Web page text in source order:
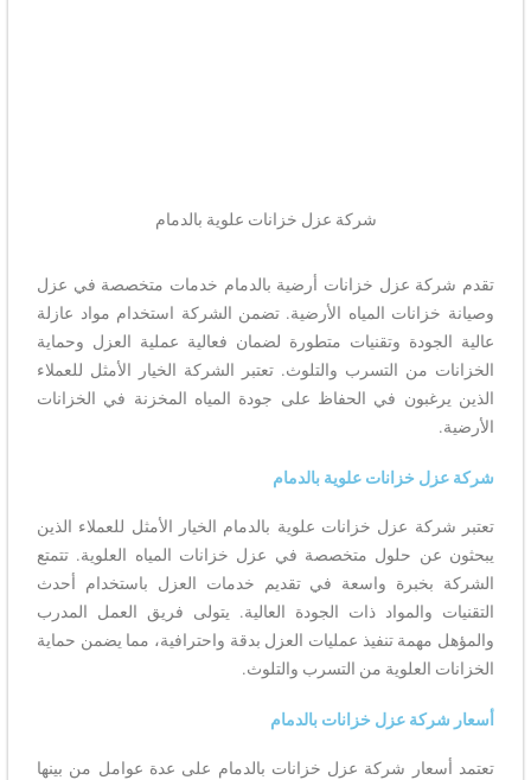
شركة عزل خزانات علوية بالدمام
تقدم شركة عزل خزانات أرضية بالدمام خدمات متخصصة في عزل
وصيانة خزانات المياه الأرضية. تضمن الشركة استخدام مواد عازلة
عالية الجودة وتقنيات متطورة لضمان فعالية عملية العزل وحماية
الخزانات من التسرب والتلوث. تعتبر الشركة الخيار الأمثل للعملاء
الذين يرغبون في الحفاظ على جودة المياه المخزنة في الخزانات
الأرضية.
شركة عزل خزانات علوية بالدمام
تعتبر شركة عزل خزانات علوية بالدمام الخيار الأمثل للعملاء الذين
يبحثون عن حلول متخصصة في عزل خزانات المياه العلوية. تتمتع
الشركة بخبرة واسعة في تقديم خدمات العزل باستخدام أحدث
التقنيات والمواد ذات الجودة العالية. يتولى فريق العمل المدرب
والمؤهل مهمة تنفيذ عمليات العزل بدقة واحترافية، مما يضمن حماية
الخزانات العلوية من التسرب والتلوث.
أسعار شركة عزل خزانات بالدمام
تعتمد أسعار شركة عزل خزانات بالدمام على عدة عوامل من بينها